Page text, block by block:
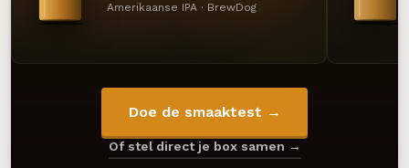
Amerikaanse IPA · BrewDog
Doe de smaaktest →
Of stel direct je box samen →